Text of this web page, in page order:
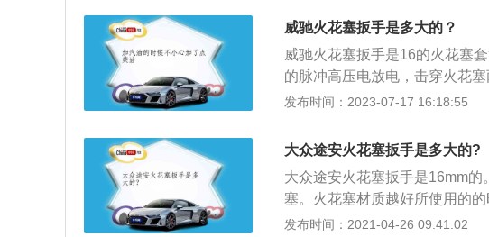
m、高1490mm，轴距为
配色，整体质感很强，中控台
感。
威驰火花塞扳手是多大的？
威驰火花塞扳手是16的火花塞
的脉冲高压电放电，击穿火花
合气体。火花塞主要类型有：
开发的家庭入门级车型，由于
腿部空间让人满意，整体内饰有
发布时间：2023-07-17 16:18:55
大众途安火花塞扳手是多大的?
大众途安火花塞扳手是16mm
塞。火花塞材质越好所使用的
质以及型号。火花塞的更换步
发布时间：2021-04-26 09:41:02